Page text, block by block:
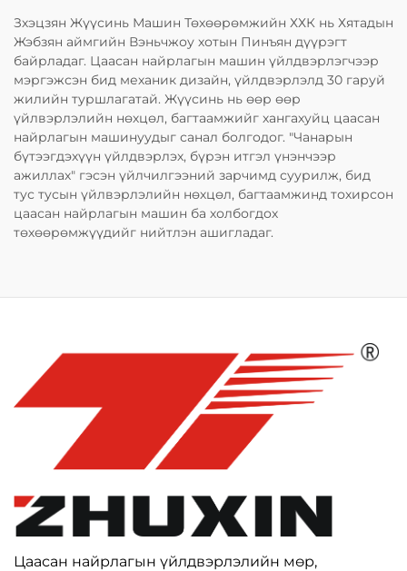
Зхэцзян Жүүсинь Машин Төхөөрөмжийн ХХК нь Хятадын
Жэбзян аймгийн Вэньчжоу хотын Пинъян дүүрэгт
байрладаг. Цаасан найрлагын машин үйлдвэрлэгчээр
мэргэжсэн бид механик дизайн, үйлдвэрлэлд 30 гаруй
жилийн туршлагатай. Жүүсинь нь өөр өөр
үйлвэрлэлийн нөхцөл, багтаамжийг хангахуйц цаасан
найрлагын машинуудыг санал болгодог. "Чанарын
бүтээгдэхүүн үйлдвэрлэх, бүрэн итгэл үнэнчээр
ажиллах" гэсэн үйлчилгээний зарчимд суурилж, бид
тус тусын үйлвэрлэлийн нөхцөл, багтаамжинд тохирсон
цаасан найрлагын машин ба холбогдох
төхөөрөмжүүдийг нийтлэн ашигладаг.
Цаасан найрлагын үйлдвэрлэлийн мөр,